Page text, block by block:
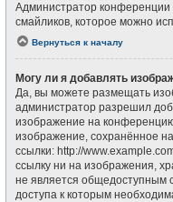
Администратор конференции
смайликов, которое можно
Вернуться к началу
Могу ли я добавлять
Да, вы можете размещать
администратор разрешил
изображение на
изображение, сохранённое
ссылки: http://
ссылку ни на изображения,
не является общедоступным
доступа к которым